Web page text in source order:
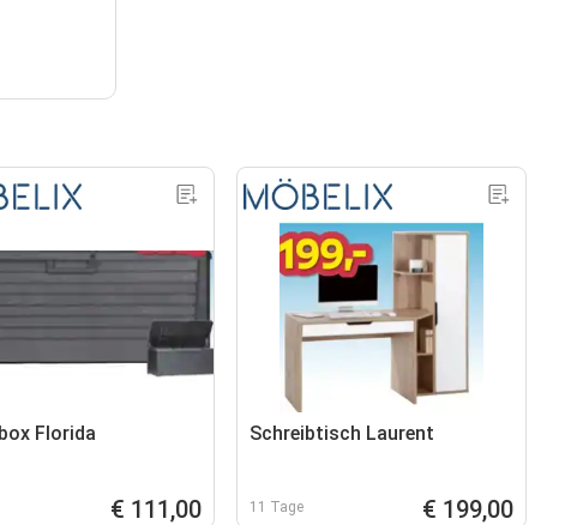
Florida
€ 111,00
Schreibtisch Laurent
11 Tage € 199,00